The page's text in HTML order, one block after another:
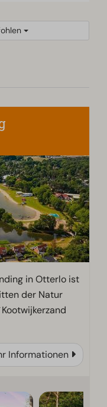
in Otterlo ist
der Natur
Informationen